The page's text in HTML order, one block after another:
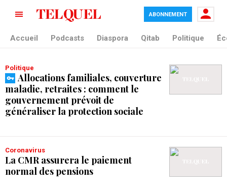
tag blade
ABONNEMENT
Accueil Podcasts Diaspora Qitab Politique
Politique
Allocations familiales, couverture
maladie, retraites : comment le
gouvernement prévoit de
généraliser la protection sociale
Coronavirus
La CMR assurera le paiement
normal des pensions